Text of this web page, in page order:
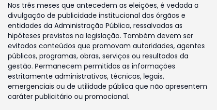
Nos três meses que antecedem as eleições, é vedada a
divulgação de publicidade institucional dos órgãos e
entidades da Administração Pública, ressalvadas as
hipóteses previstas na legislação. Também devem ser
evitados conteúdos que promovam autoridades, agentes
públicos, programas, obras, serviços ou resultados da
gestão. Permanecem permitidas as informações
estritamente administrativas, técnicas, legais,
emergenciais ou de utilidade pública que não apresentem
caráter publicitário ou promocional.